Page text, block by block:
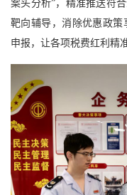
案头分析”，精准推送符
靶向辅导，消除优惠政
申报，让各项税费红利精准